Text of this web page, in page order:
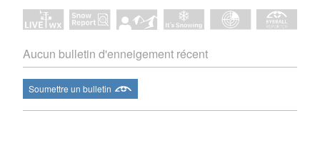
Aucun bulletin d'enneigement récent
Soumettre un bulletin